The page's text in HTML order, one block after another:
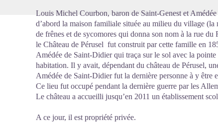
Louis Michel Courbon, baron de Saint-Genest et
d’abord la maison familiale située au milieu du village
de frênes et de sycomores qui donna son nom à la rue du
le Château de Pérusel fut construit par cette famille en
Amédée de Saint-Didier qui traça sur le sol avec la
habitation. Il y avait, dépendant du château de Pérusel,
Amédée de Saint-Didier fut la dernière personne à y être
Ce lieu fut occupé pendant la dernière guerre par les
Le château a accueilli jusqu’en 2011 un établissement
A ce jour, il est propriété privée.